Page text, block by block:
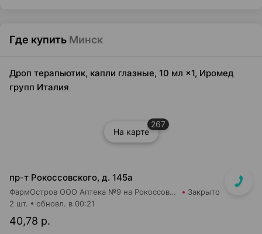
Где купить Минск
Дроп терапьютик, капли глазные, 10 мл ×1, Иромед
групп Италия
На карте
267
пр-т Рокоссовского, д. 145а
ФармОстров ООО Аптека №9 на Рокоссовского Закрыто
40,78 р.
2 шт. обновл. в 00:21